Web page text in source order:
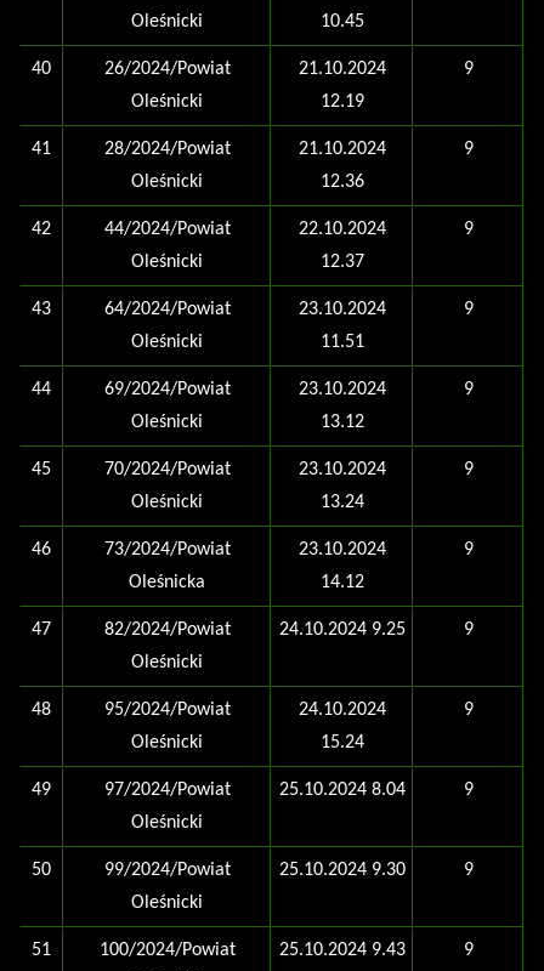
Oleśnicki
10.45
40
26/2024/Powiat
Oleśnicki
21.10.2024
12.19
9
41
28/2024/Powiat
Oleśnicki
21.10.2024
12.36
9
42
44/2024/Powiat
Oleśnicki
22.10.2024
12.37
9
43
64/2024/Powiat
Oleśnicki
23.10.2024
11.51
9
44
69/2024/Powiat
Oleśnicki
23.10.2024
13.12
9
45
70/2024/Powiat
Oleśnicki
23.10.2024
13.24
9
46
73/2024/Powiat
Oleśnicka
23.10.2024
14.12
9
47
82/2024/Powiat
Oleśnicki
24.10.2024 9.25 9
48
95/2024/Powiat
Oleśnicki
24.10.2024
15.24
9
49
97/2024/Powiat
Oleśnicki
25.10.2024 8.04 9
50
99/2024/Powiat
Oleśnicki
25.10.2024 9.30 9
51
100/2024/Powiat
25.10.2024 9.43 9